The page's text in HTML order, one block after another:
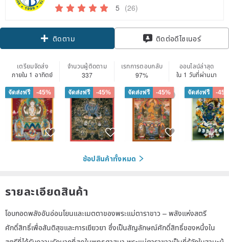
5 (26)
ติดตาม ติดต่อดีไซเนอร์
เตรียมจัดส่ง
ภายใน 1 อาทิตย์
จำนวนผู้ติดตาม
337
เรทการตอบกลับ
97%
ออนไลน์ล่าสุด
ใน 1 วันที่ผ่านมา
จัดส่งฟรี -45% จัดส่งฟรี -45% จัดส่งฟรี -45% จัดส่งฟรี -
ช้อปสินค้าทั้งหมด
รายละเอียดสินค้า
โอบกอดพลังอันอ่อนโยนและเมตตาของพระแม่ตาราขาว – พลังแห่งสตรี
ศักดิ์สิทธิ์เพื่อสันติสุขและการเยียวยา ซึ่งเป็นสัญลักษณ์ศักดิ์สิทธิ์ของหนึ่งใน